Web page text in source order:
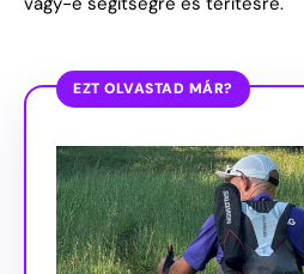
EZT OLVASTAD MÁR?